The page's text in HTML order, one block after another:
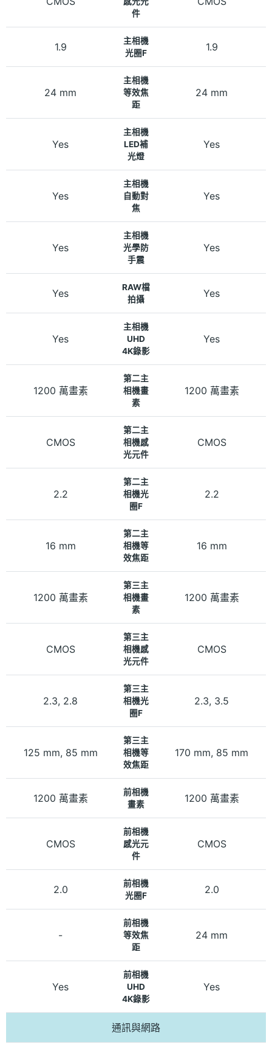
件
1.9
主相機
光圈F
1.9
24 mm
主相機
等效焦
距
24 mm
Yes
主相機
LED補
光燈
Yes
Yes
主相機
自動對
焦
Yes
Yes
主相機
光學防
手震
Yes
Yes
RAW檔
拍攝
Yes
Yes
主相機
UHD
4K錄影
Yes
1200 萬畫素
第二主
相機畫
素
1200 萬畫素
CMOS
第二主
相機感
光元件
CMOS
2.2
第二主
相機光
圈F
2.2
16 mm
第二主
相機等
效焦距
16 mm
1200 萬畫素
第三主
相機畫
素
1200 萬畫素
CMOS
第三主
相機感
光元件
CMOS
2.3, 2.8
第三主
相機光
圈F
2.3, 3.5
125 mm, 85 mm
第三主
相機等
效焦距
170 mm, 85 mm
1200 萬畫素
前相機
畫素
1200 萬畫素
CMOS
前相機
感光元
件
CMOS
2.0
前相機
光圈F
2.0
-
前相機
等效焦
距
24 mm
Yes
前相機
UHD
4K錄影
Yes
通訊與網路